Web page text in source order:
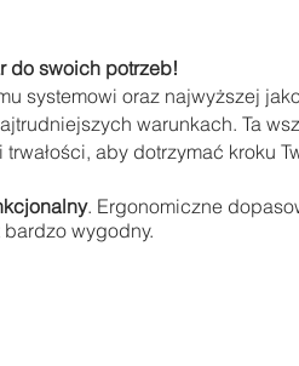
do swoich potrzeb!
systemowi oraz najwyższej
warunkach. Ta
aby dotrzymać kroku
. Ergonomiczne
wygodny.